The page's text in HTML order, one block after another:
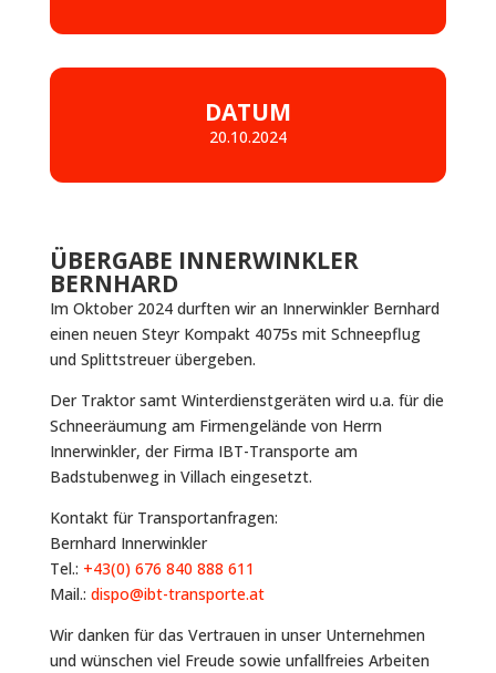
DATUM
20.10.2024
ÜBERGABE INNERWINKLER
BERNHARD
Im Oktober 2024 durften wir an Innerwinkler Bernhard
einen neuen Steyr Kompakt 4075s mit Schneepflug
und Splittstreuer übergeben.
Der Traktor samt Winterdienstgeräten wird u.a. für die
Schneeräumung am Firmengelände von Herrn
Innerwinkler, der Firma IBT-Transporte am
Badstubenweg in Villach eingesetzt.
Kontakt für Transportanfragen:
Bernhard Innerwinkler
Tel.: +43(0) 676 840 888 611
Mail.: dispo@ibt-transporte.at
Wir danken für das Vertrauen in unser Unternehmen
und wünschen viel Freude sowie unfallfreies Arbeiten